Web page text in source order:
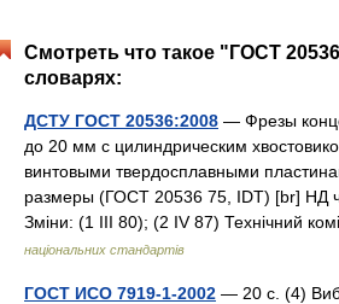
Смотреть что такое "ГОСТ
словарях:
ДСТУ ГОСТ 20536:2008 — Фрезы
до 20 мм с цилиндрическим
винтовыми твердосплавными
размеры (ГОСТ 20536 75, IDT) [br] НД
Зміни: (1 III 80); (2 IV 87) Технічний
національних стандартів
ГОСТ ИСО 7919-1-2002 — 20 с. (4)